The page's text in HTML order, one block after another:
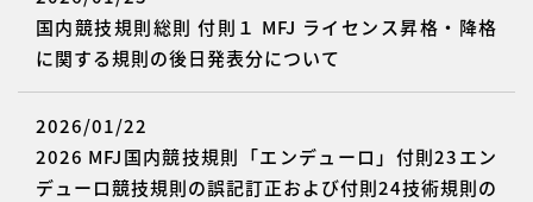
国内競技規則総則 付則１ MFJ ライセンス昇格・降格
に関する規則の後日発表分について
2026/01/22
2026 MFJ国内競技規則「エンデューロ」付則23エン
デューロ競技規則の誤記訂正および付則24技術規則の